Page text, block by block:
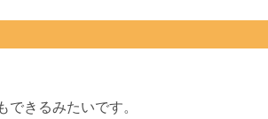
きるみたいです。